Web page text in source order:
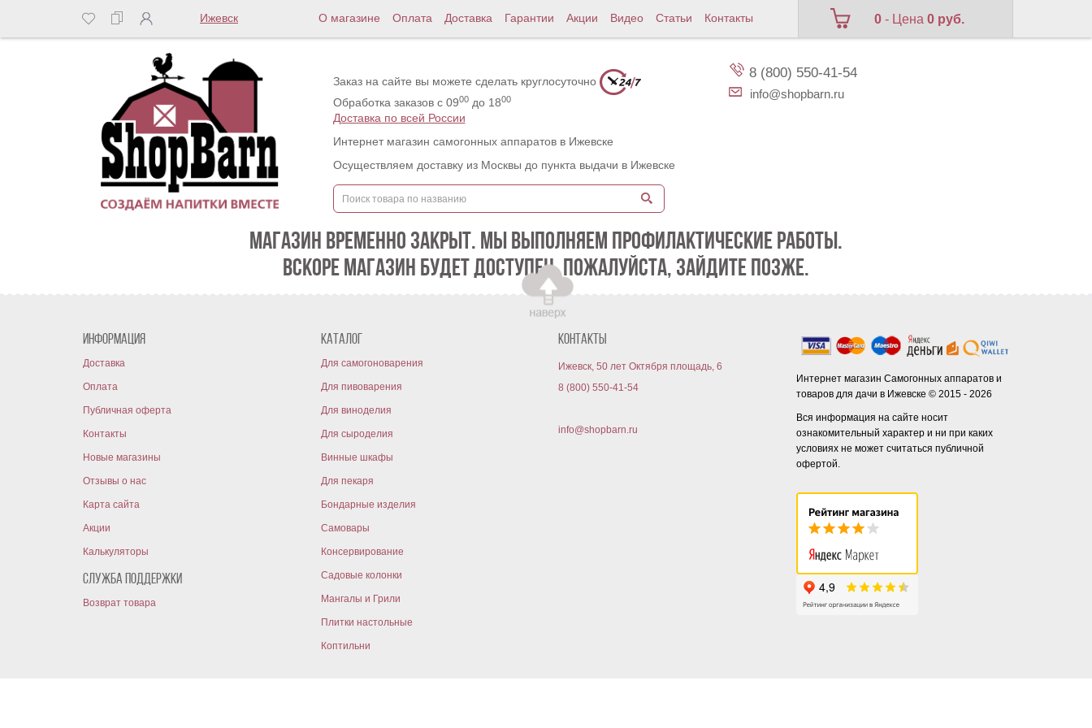
Ижевск О магазине Оплата Доставка Гарантии Акции Видео Статьи Контакты 0 - Цена0 руб.
Заказ на сайте вы можете сделать круглосуточно
Обработка заказов с 0900до 1800
Доставка по всей России
Интернет магазин самогонных аппаратов в Ижевске
Осуществляем доставку из Москвы до пункта выдачи в Ижевске
8 (800) 550-41-54
info@shopbarn.ru
МАГАЗИН ВРЕМЕННО ЗАКРЫТ. МЫ ВЫПОЛНЯЕМ ПРОФИЛАКТИЧЕСКИЕ РАБОТЫ.
ВСКОРЕ МАГАЗИН БУДЕТ ДОСТУПЕН. ПОЖАЛУЙСТА, ЗАЙДИТЕ ПОЗЖЕ.
Информация
Доставка
Оплата
Публичная оферта
Контакты
Новые магазины
Отзывы о нас
Карта сайта
Акции
Калькуляторы
Служба поддержки
Возврат товара
Каталог
Для самогоноварения
Для пивоварения
Для виноделия
Для сыроделия
Винные шкафы
Для пекаря
Бондарные изделия
Самовары
Консервирование
Садовые колонки
Мангалы и Грили
Плитки настольные
Коптильни
Контакты
Ижевск, 50 лет Октября площадь, 6
8 (800) 550-41-54
info@shopbarn.ru
Интернет магазин Самогонных аппаратов и
товаров для дачи в Ижевске © 2015 - 2026
Вся информация на сайте носит
ознакомительный характер и ни при каких
условиях не может считаться публичной
офертой.